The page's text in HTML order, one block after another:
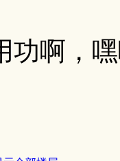
功啊，